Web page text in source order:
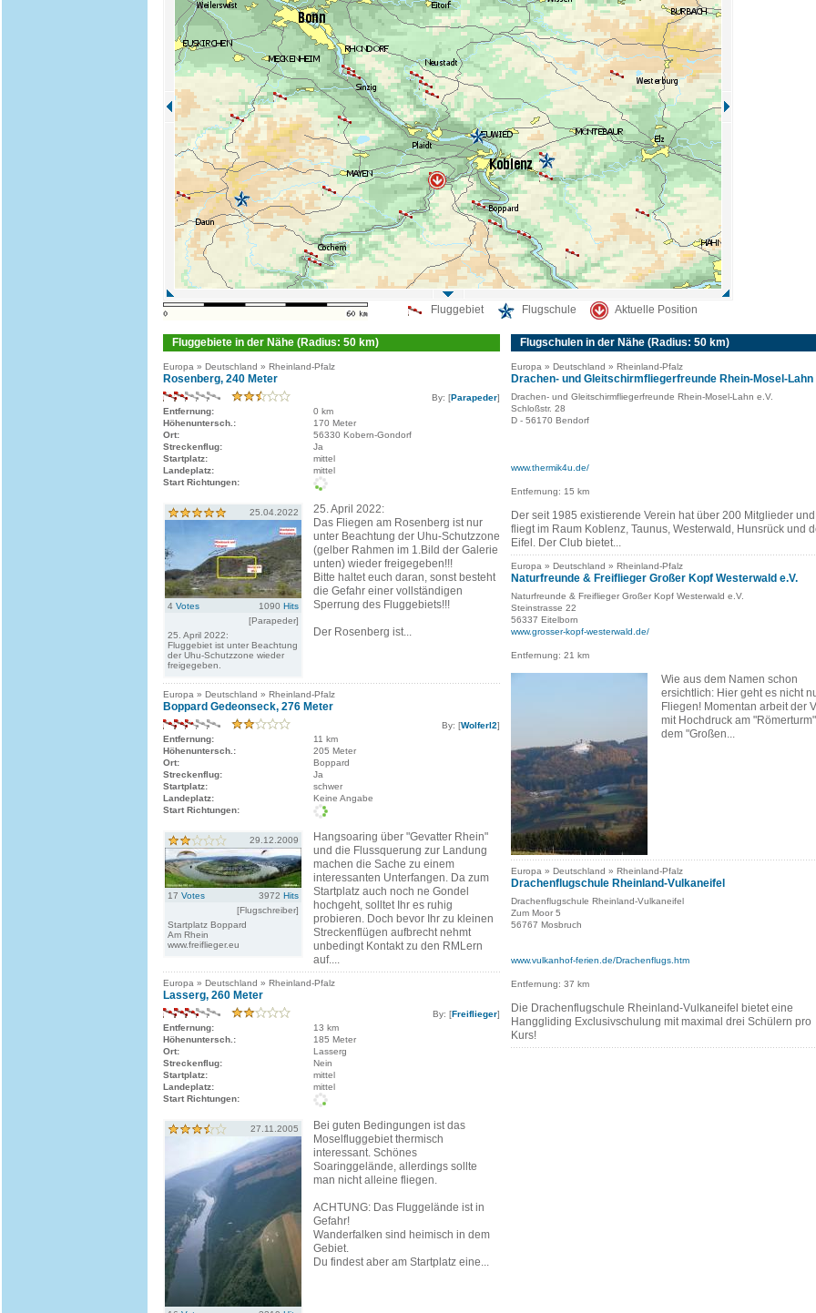
Fluggebiet Flugschule Aktuelle Position
Fluggebiete in der Nähe (Radius: 50 km)
Europa » Deutschland » Rheinland-Pfalz
Rosenberg, 240 Meter
By: [Parapeder]
Entfernung:
0 km
Höhenuntersch.:
170 Meter
Ort:
56330 Kobern-Gondorf
Streckenflug:
Ja
Startplatz:
mittel
Landeplatz:
mittel
Start Richtungen:
25.04.2022
4 Votes 1090 Hits
[Parapeder]
25. April 2022:
Fluggebiet ist unter Beachtung
der Uhu-Schutzzone wieder
freigegeben.
25. April 2022:
Das Fliegen am Rosenberg ist nur
unter Beachtung der Uhu-Schutzzone
(gelber Rahmen im 1.Bild der Galerie
unten) wieder freigegeben!!!
Bitte haltet euch daran, sonst besteht
die Gefahr einer vollständigen
Sperrung des Fluggebiets!!!
Der Rosenberg ist...
Europa » Deutschland » Rheinland-Pfalz
Boppard Gedeonseck, 276 Meter
By: [Wolferl2]
Entfernung:
11 km
Höhenuntersch.:
205 Meter
Ort:
Boppard
Streckenflug:
Ja
Startplatz:
schwer
Landeplatz:
Keine Angabe
Start Richtungen:
29.12.2009
17 Votes 3972 Hits
[Flugschreiber]
Startplatz Boppard
Am Rhein
www.freiflieger.eu
Hangsoaring über "Gevatter Rhein"
und die Flussquerung zur Landung
machen die Sache zu einem
interessanten Unterfangen. Da zum
Startplatz auch noch ne Gondel
hochgeht, solltet Ihr es ruhig
probieren. Doch bevor Ihr zu kleinen
Streckenflügen aufbrecht nehmt
unbedingt Kontakt zu den RMLern
auf....
Europa » Deutschland » Rheinland-Pfalz
Lasserg, 260 Meter
By: [Freiflieger]
Entfernung:
13 km
Höhenuntersch.:
185 Meter
Ort:
Lasserg
Streckenflug:
Nein
Startplatz:
mittel
Landeplatz:
mittel
Start Richtungen:
27.11.2005
Bei guten Bedingungen ist das
Moselfluggebiet thermisch
interessant. Schönes
Soaringgelände, allerdings sollte
man nicht alleine fliegen.
ACHTUNG: Das Fluggelände ist in
Gefahr!
Wanderfalken sind heimisch in dem
Gebiet.
Du findest aber am Startplatz eine...
Flugschulen in der Nähe (Radius: 50 km)
Europa » Deutschland » Rheinland-Pfalz
Drachen- und Gleitschirmfliegerfreunde Rhein-Mosel-Lahn
Drachen- und Gleitschirmfliegerfreunde Rhein-Mosel-Lahn e.V.
Schloßstr. 28
D - 56170 Bendorf
www.thermik4u.de/
Entfernung: 15 km
Der seit 1985 existierende Verein hat über 200 Mitglieder und
fliegt im Raum Koblenz, Taunus, Westerwald, Hunsrück und
Eifel. Der Club bietet...
Europa » Deutschland » Rheinland-Pfalz
Naturfreunde & Freiflieger Großer Kopf Westerwald e.V.
Naturfreunde & Freiflieger Großer Kopf Westerwald e.V.
Steinstrasse 22
56337 Eitelborn
www.grosser-kopf-westerwald.de/
Entfernung: 21 km
Wie aus dem Namen schon
ersichtlich: Hier geht es nicht
Fliegen! Momentan arbeit der
mit Hochdruck am
dem "Großen...
Europa » Deutschland » Rheinland-Pfalz
Drachenflugschule Rheinland-Vulkaneifel
Drachenflugschule Rheinland-Vulkaneifel
Zum Moor 5
56767 Mosbruch
www.vulkanhof-ferien.de/Drachenflugs.htm
Entfernung: 37 km
Die Drachenflugschule Rheinland-Vulkaneifel bietet eine
Hanggliding Exclusivschulung mit maximal drei Schülern pro
Kurs!